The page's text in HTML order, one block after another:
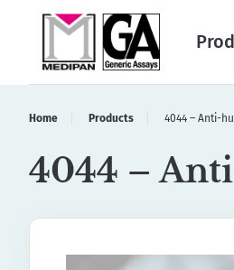
Home Products 4044 – Anti-
4044 –